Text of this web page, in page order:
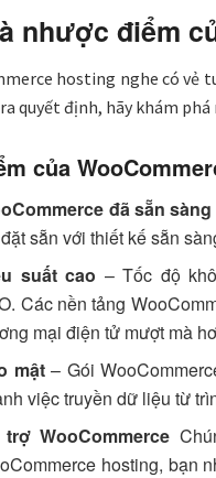
nhược điểm
hosting nghe có vẻ
quyết định, hãy khám
của
đã sẵn sàng
sẵn với thiết kế sẵn
suất cao – Tốc độ
Các nền tảng
mại điện tử mượt mà
mật– Gói
việc truyền dữ liệu từ
trợ WooCommerce
hosting, bạn